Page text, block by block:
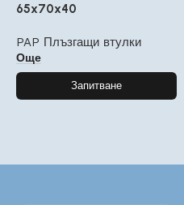
65x70x40
PAP Плъзгащи втулки
Още
Запитване